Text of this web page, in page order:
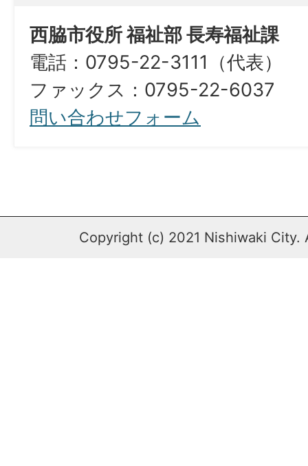
西脇市役所 福祉部 長寿福祉課
電話：0795-22-3111（代表）​​​​​​​
ファックス：0795-22-6037
問い合わせフォーム
Copyright (c) 2021 Nishiwaki City.